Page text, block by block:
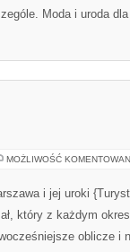
Moda i uroda
MOŻLIWOŚĆ
i jej uroki
który z każdym
oblicze i